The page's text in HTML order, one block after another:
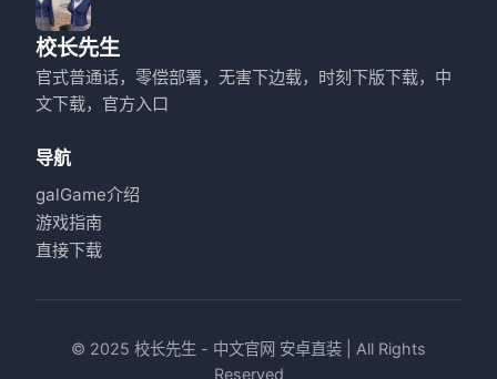
校长先生
官式普通话，零偿部署，无害下边载，时刻下版下载，中
文下载，官方入口
导航
galGame介绍
游戏指南
直接下载
© 2025 校长先生 - 中文官网 安卓直装 | All Rights
Reserved